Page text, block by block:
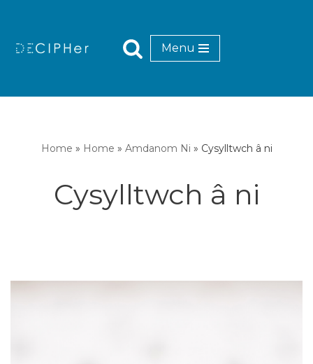
Menu
Home » Home » Amdanom Ni » Cysylltwch â ni
Cysylltwch â ni